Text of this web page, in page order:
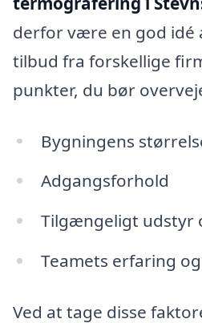
derfor være en god idé
tilbud fra forskellige
punkter, du bør
Bygningens
Adgangsforhold
Tilgængeligt udstyr
Teamets erfaring
Ved at tage disse